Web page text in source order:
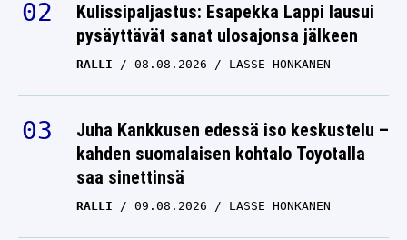
Kulissipaljastus: Esapekka Lappi lausui
pysäyttävät sanat ulosajonsa jälkeen
RALLI 08.08.2026 LASSE HONKANEN
Juha Kankkusen edessä iso keskustelu –
kahden suomalaisen kohtalo Toyotalla
saa sinettinsä
RALLI 09.08.2026 LASSE HONKANEN